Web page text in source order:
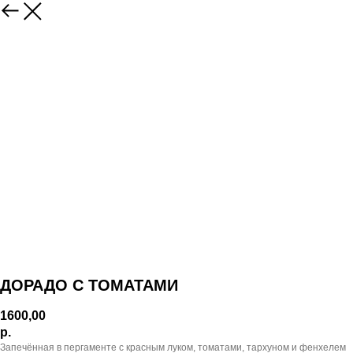
ДОРАДО С ТОМАТАМИ
1600,00
р.
Запечённая в пергаменте с красным луком, томатами, тархуном и фенхелем